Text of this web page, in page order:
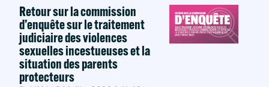
Retour sur la commission
d’enquête sur le traitement
judiciaire des violences
sexuelles incestueuses et la
situation des parents
protecteurs